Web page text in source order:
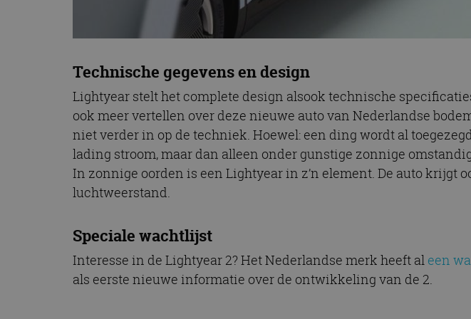
Technische gegevens en design
Lightyear stelt het complete design alsook technische
ook meer vertellen over deze nieuwe auto van Nederlandse
niet verder in op de techniek. Hoewel: een ding wordt al
lading stroom, maar dan alleen onder gunstige zonnige
In zonnige oorden is een Lightyear in z’n element. De auto krijgt
luchtweerstand.
Speciale wachtlijst
Interesse in de Lightyear 2? Het Nederlandse merk heeft al een
als eerste nieuwe informatie over de ontwikkeling van de 2.